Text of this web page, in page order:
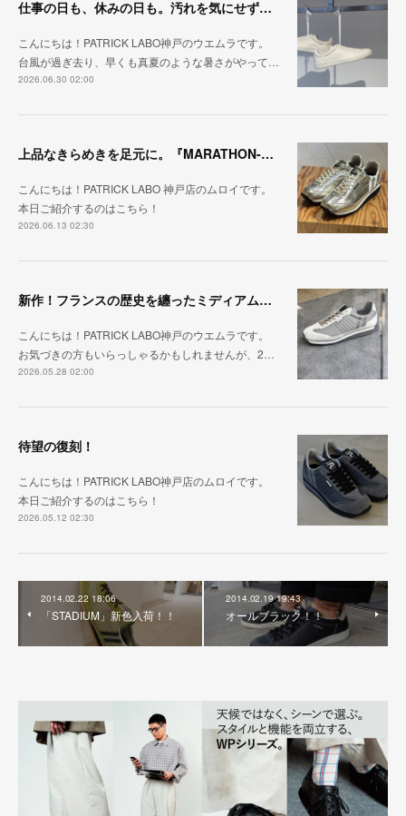
仕事の日も、休みの日も。汚れを気にせず毎日履ける『PUNCH-WP_WHT』
こんにちは！PATRICK LABO神戸のウエムラです。
台風が過ぎ去り、早くも真夏のような暑さがやって…
2026.06.30 02:00
上品なきらめきを足元に。『MARATHON-HAKU』
こんにちは！PATRICK LABO 神戸店のムロイです。
本日ご紹介するのはこちら！
2026.06.13 02:30
新作！フランスの歴史を纏ったミディアムグレー「MARATHON_CASTLE」
こんにちは！PATRICK LABO神戸のウエムラです。
お気づきの方もいらっしゃるかもしれませんが、2…
2026.05.28 02:00
待望の復刻！
こんにちは！PATRICK LABO神戸店のムロイです。
本日ご紹介するのはこちら！
2026.05.12 02:30
2014.02.22 18:06
「STADIUM」新色入荷！！
2014.02.19 19:43
オールブラック！！